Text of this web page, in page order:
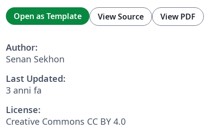
Open as Template View Source View PDF
Author:
Senan Sekhon
Last Updated:
3 anni fa
License:
Creative Commons CC BY 4.0